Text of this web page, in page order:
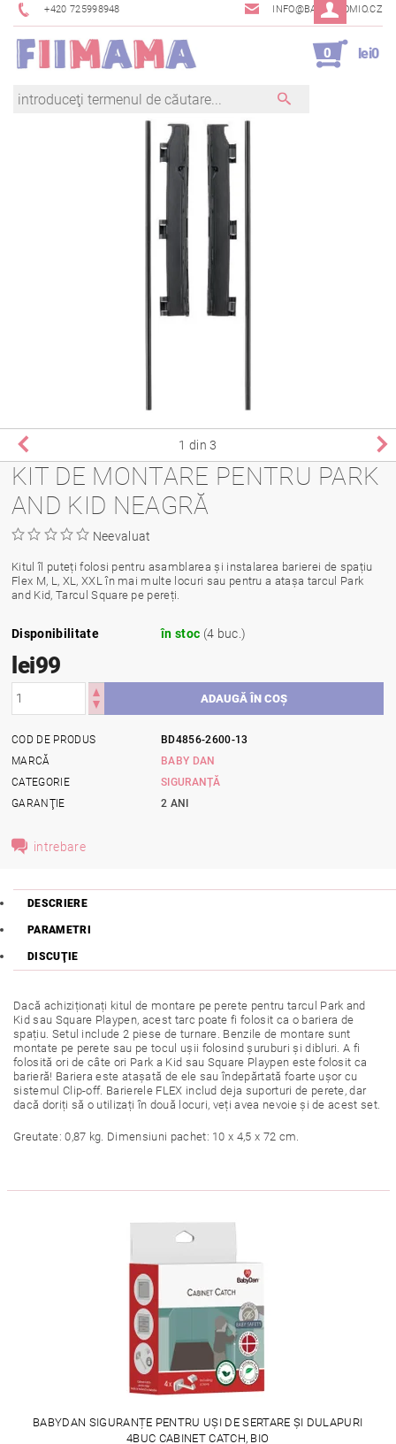
+420 725998948 INFO@BAMBINOMIO.CZ
0 lei0
1 din 3
KIT DE MONTARE PENTRU PARK
AND KID NEAGRĂ
Neevaluat
Kitul îl puteți folosi pentru asamblarea și instalarea barierei de spațiu
Flex M, L, XL, XXL în mai multe locuri sau pentru a atașa tarcul Park
and Kid, Tarcul Square pe pereți.
Disponibilitate în stoc (4 buc.)
lei99
COD DE PRODUS
BD4856-2600-13
MARCĂ
BABY DAN
CATEGORIE
SIGURANȚĂ
GARANŢIE
2 ANI
intrebare
DESCRIERE
PARAMETRI
DISCUŢIE
Dacă achiziționați kitul de montare pe perete pentru tarcul Park and
Kid sau Square Playpen, acest tarc poate fi folosit ca o bariera de
spațiu. Setul include 2 piese de turnare. Benzile de montare sunt
montate pe perete sau pe tocul ușii folosind șuruburi și dibluri. A fi
folosită ori de câte ori Park a Kid sau Square Playpen este folosit ca
barieră! Bariera este atașată de ele sau îndepărtată foarte ușor cu
sistemul Clip-off. Barierele FLEX includ deja suporturi de perete, dar
dacă doriți să o utilizați în două locuri, veți avea nevoie și de acest set.
Greutate: 0,87 kg. Dimensiuni pachet: 10 x 4,5 x 72 cm.
BABYDAN SIGURANȚE PENTRU UȘI DE SERTARE ȘI DULAPURI
4BUC CABINET CATCH, BIO